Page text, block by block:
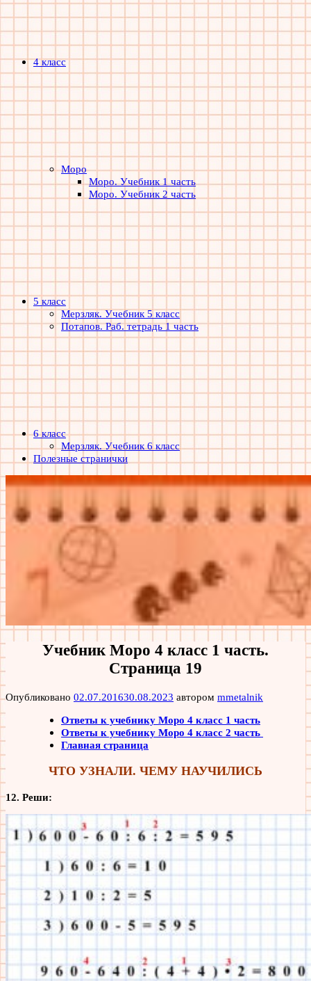
4 класс
Моро
Моро. Учебник 1 часть
Моро. Учебник 2 часть
5 класс
Мерзляк. Учебник 5 класс
Потапов. Раб. тетрадь 1 часть
6 класс
Мерзляк. Учебник 6 класс
Полезные странички
Учебник Моро 4 класс 1 часть.
Страница 19
Опубликовано 02.07.201630.08.2023 автором mmetalnik
Ответы к учебнику Моро 4 класс 1 часть
Ответы к учебнику Моро 4 класс 2 часть
Главная страница
ЧТО УЗНАЛИ. ЧЕМУ НАУЧИЛИСЬ
12. Реши: